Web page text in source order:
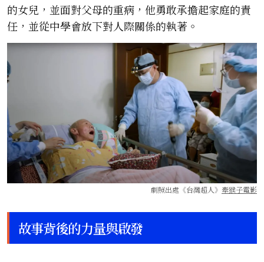
的女兒，並面對父母的重病，他勇敢承擔起家庭的責
任，並從中學會放下對人際關係的執著。
劇照出處《台灣超人》 牽猴子電影
故事背後的力量與啟發